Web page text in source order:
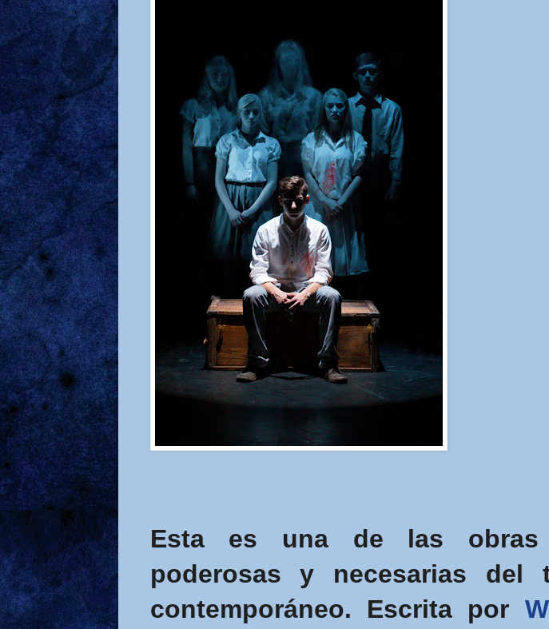
Esta es una de las obras
poderosas y necesarias del
contemporáneo. Escrita por